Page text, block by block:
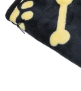
Previous